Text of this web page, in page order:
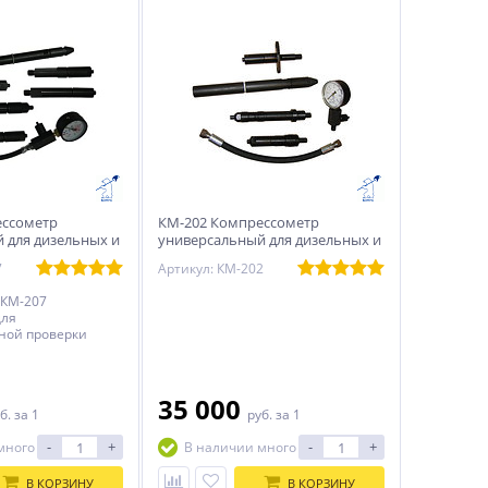
для дизельных и
двигателей
207
проверки
за 1
- +
В КОРЗИНУ
КМ-202 Компрессометр
универсальный для дизельных и
карбюраторных двигателей
Артикул: КМ-202
35 000 руб. за 1
В наличии много
- +
В КОРЗИНУ